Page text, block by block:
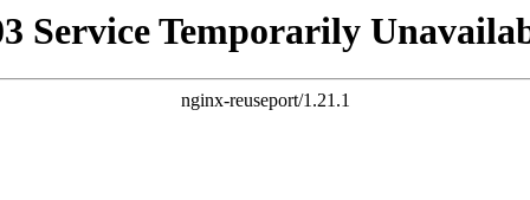
Service Temporarily
nginx-reuseport/1.21.1